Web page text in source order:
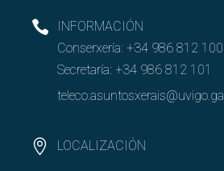
INFORMACIÓN
Conserxería: +34 986 812 100
Secretaría: +34 986 812 101
teleco.asuntosxerais@uvigo.gal
LOCALIZACIÓN